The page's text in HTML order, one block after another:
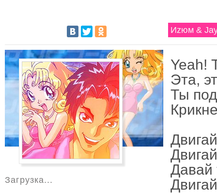
Иzюм &
Yeah!
Эта,
Ты
Давай
Загрузка...